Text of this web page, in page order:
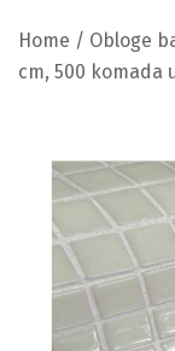
Home / Obloge
cm, 500 komada